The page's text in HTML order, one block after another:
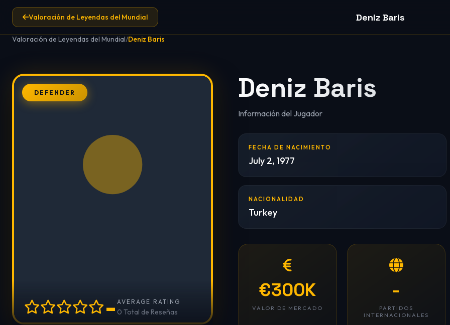
Valoración de Leyendas del Mundial Deniz Baris
Valoración de Leyendas del Mundial/Deniz Baris
DEFENDER
- AVERAGE RATING
0 Total de Reseñas
Deniz Baris
Información del Jugador
FECHA DE NACIMIENTO
July 2, 1977
NACIONALIDAD
Turkey
€300K
VALOR DE MERCADO
-
PARTIDOS
INTERNACIONALES